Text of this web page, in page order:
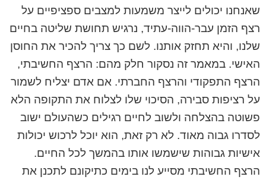
שאנחנו יכולים לייצר משמעות למצבים ספציפיים על
רצף הזמן עבר-הווה-עתיד, נרגיש תחושת שליטה בחיים
שלנו, והיא תחזק אותנו. לשם כך צריך להכיר את החוסן
האישי. במאמר זה נסקור חלק מהם: הרצף החשיבתי,
הרצף התפקודי והרצף החברתי. אם אדם יצליח לשמור
על רציפות סבירה, הסיכוי שלו לצלוח את התקופה הלא
פשוטה בהצלחה ולשוב לחיים רגילים כשהעולם ישוב
לסדרו גבוה מאוד. לא רק זאת, הוא יוכל לרכוש יכולות
אישיות גבוהות שישמשו אותו בהמשך לכל החיים.
הרצף החשיבתי מסייע לנו בימים כתיקונם לתכנן את